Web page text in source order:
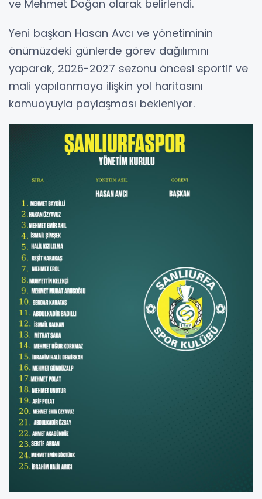
ve Mehmet Doğan olarak belirlendi.
Yeni başkan Hasan Avcı ve yönetiminin
önümüzdeki günlerde görev dağılımını
yaparak, 2026-2027 sezonu öncesi sportif ve
mali yapılanmaya ilişkin yol haritasını
kamuoyuyla paylaşması bekleniyor.